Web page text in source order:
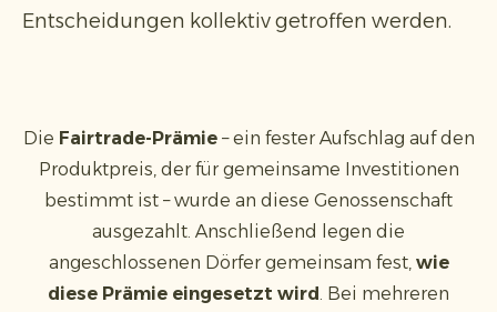
Entscheidungen kollektiv getroffen werden.
Die Fairtrade-Prämie – ein fester Aufschlag auf den
Produktpreis, der für gemeinsame Investitionen
bestimmt ist – wurde an diese Genossenschaft
ausgezahlt. Anschließend legen die
angeschlossenen Dörfer gemeinsam fest, wie
diese Prämie eingesetzt wird. Bei mehreren